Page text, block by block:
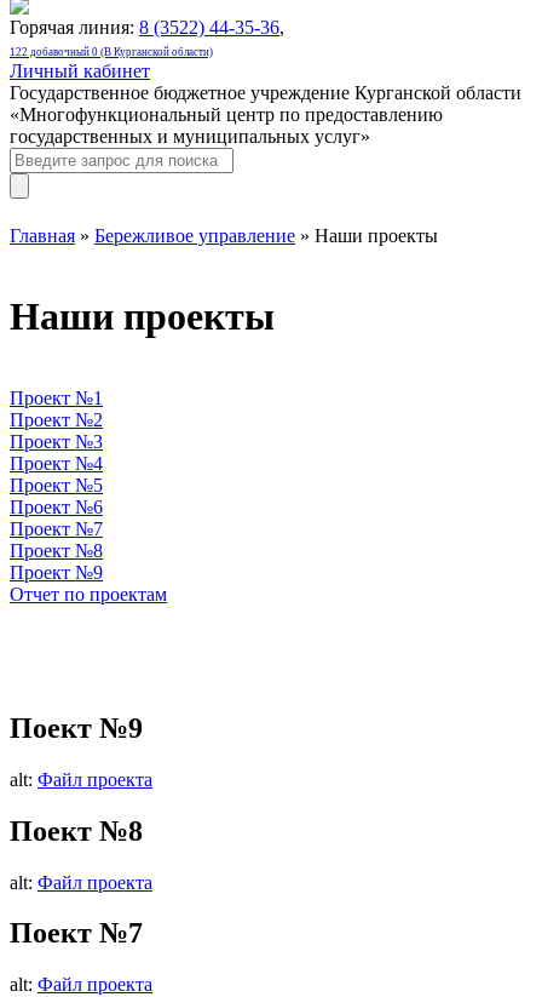
Горячая линия: 8 (3522) 44-35-36,
122 добавочный 0 (В Курганской области)
Личный кабинет
Государственное бюджетное учреждение Курганской области
«Многофункциональный центр по предоставлению
государственных и муниципальных услуг»
Главная » Бережливое управление » Наши проекты
Наши проекты
Проект №1
Проект №2
Проект №3
Проект №4
Проект №5
Проект №6
Проект №7
Проект №8
Проект №9
Отчет по проектам
Поект №9
alt: Файл проекта
Поект №8
alt: Файл проекта
Поект №7
alt: Файл проекта